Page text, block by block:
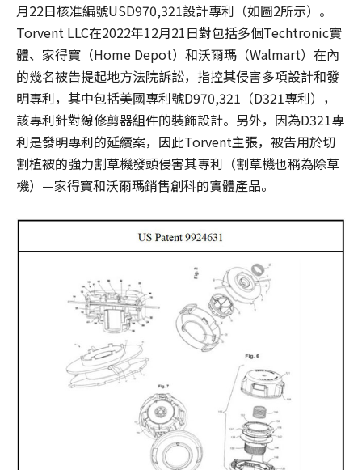
月22日核准編號USD970,321設計專利（如圖2所示）。
Torvent LLC在2022年12月21日對包括多個Techtronic實
體、家得寶（Home Depot）和沃爾瑪（Walmart）在內
的幾名被告提起地方法院訴訟，指控其侵害多項設計和發
明專利，其中包括美國專利號D970,321（D321專利），
該專利針對線修剪器組件的裝飾設計。另外，因為D321專
利是發明專利的延續案，因此Torvent主張，被告用於切
割植被的強力割草機發頭侵害其專利（割草機也稱為除草
機）—家得寶和沃爾瑪銷售創科的實體產品。